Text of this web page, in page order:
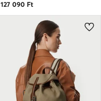
127 090 Ft